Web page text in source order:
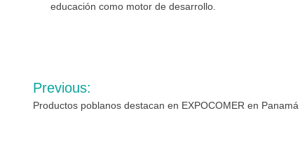
educación como motor de desarrollo.
Navegación
de
Previous:
Productos poblanos destacan en EXPOCOMER en Panamá